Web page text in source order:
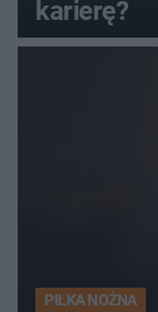
karierę?
PIŁKA NOŻNA